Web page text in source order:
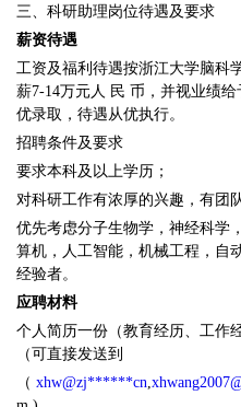
三、科研助理岗位待遇及要求
薪资待遇
工资及福利待遇按浙江大学脑科
薪7-14万元人 民 币，并视业绩
优录取，待遇从优执行。
招聘条件及要求
要求本科及以上学历；
对科研工作有浓厚的兴趣，有团
优先考虑分子生物学，神经科学
算机，人工智能，机械工程，自
经验者。
应聘材料
个人简历一份（教育经历、工作
（可直接发送到
（ xhw@zj******cn,